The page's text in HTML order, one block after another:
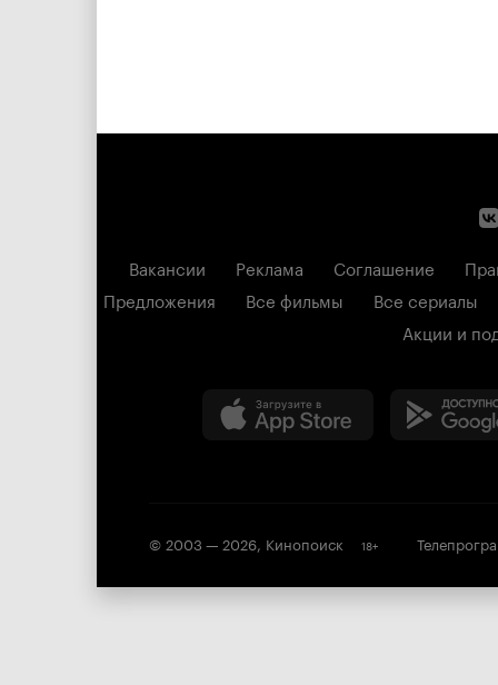
Вакансии Реклама Соглашение
Предложения
Все фильмы
Все сериалы
Акции и
© 2003 — 2026, Кинопоиск 18+